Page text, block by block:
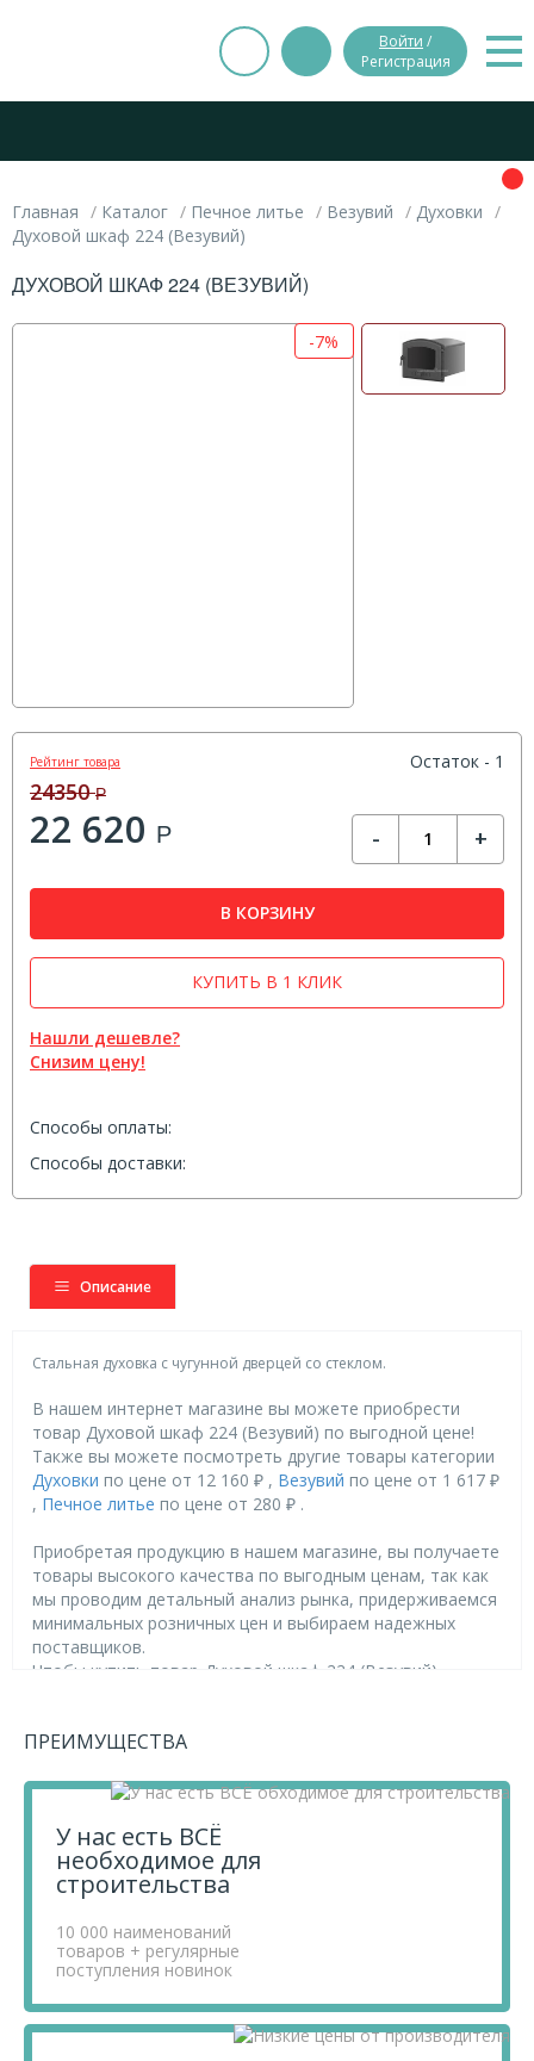
Войти /
Регистрация
Главная Каталог Печное литье Везувий
Духовки
Духовой шкаф 224 (Везувий)
ДУХОВОЙ ШКАФ 224 (ВЕЗУВИЙ)
-7%
Рейтинг товара Остаток - 1
24350Р
22 620 Р - +
В КОРЗИНУ
Нашли дешевле?
Снизим цену!
КУПИТЬ В 1 КЛИК
Способы оплаты:
Способы доставки:
Описание
Стальная духовка с чугунной дверцей со стеклом.
В нашем интернет магазине вы можете приобрести
товар Духовой шкаф 224 (Везувий) по выгодной цене!
Также вы можете посмотреть другие товары категории
Духовки по цене от 12 160 ₽ , Везувий по цене от 1 617 ₽
, Печное литье по цене от 280 ₽ .
Приобретая продукцию в нашем магазине, вы получаете
товары высокого качества по выгодным ценам, так как
мы проводим детальный анализ рынка, придерживаемся
минимальных розничных цен и выбираем надежных
поставщиков.
Чтобы купить товар Духовой шкаф 224 (Везувий),
телефону+7 812 740 68 02
ПРЕИМУЩЕСТВА
У нас есть ВСЁ
необходимое для
строительства
10 000 наименований
товаров + регулярные
поступления новинок